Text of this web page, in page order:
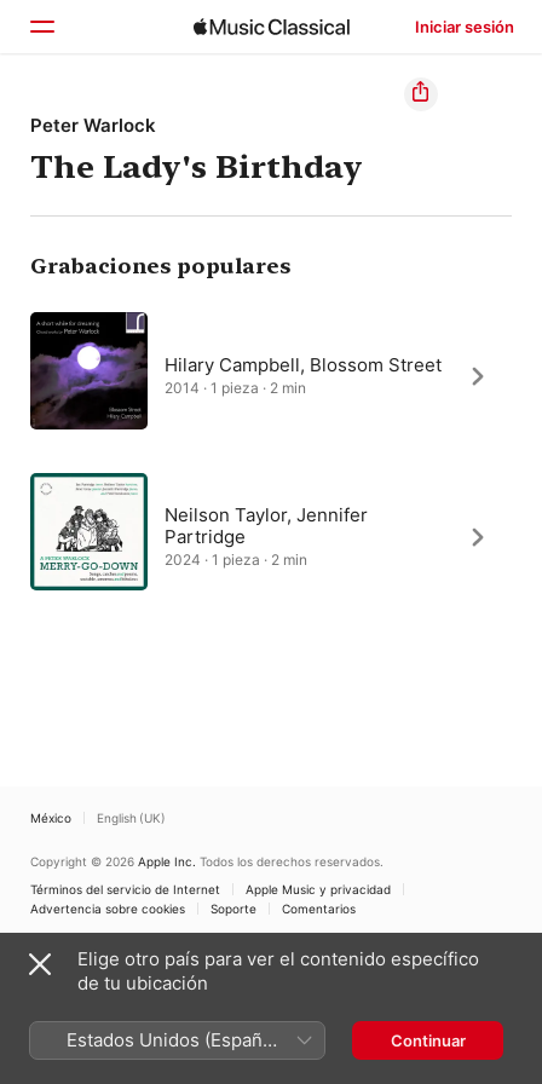
Iniciar sesión
Inicio
Explorar
Buscar
Peter Warlock
The Lady's Birthday
Grabaciones populares
Hilary Campbell, Blossom Street
2014 · 1 pieza · 2 min
Neilson Taylor, Jennifer
Partridge
2024 · 1 pieza · 2 min
México English (UK)
Copyright © 2026 Apple Inc. Todos los derechos reservados.
Términos del servicio de Internet
Apple Music y privacidad
Advertencia sobre cookies
Soporte Comentarios
Elige otro país para ver el contenido específico
de tu ubicación
Estados Unidos (Español
México)
Continuar